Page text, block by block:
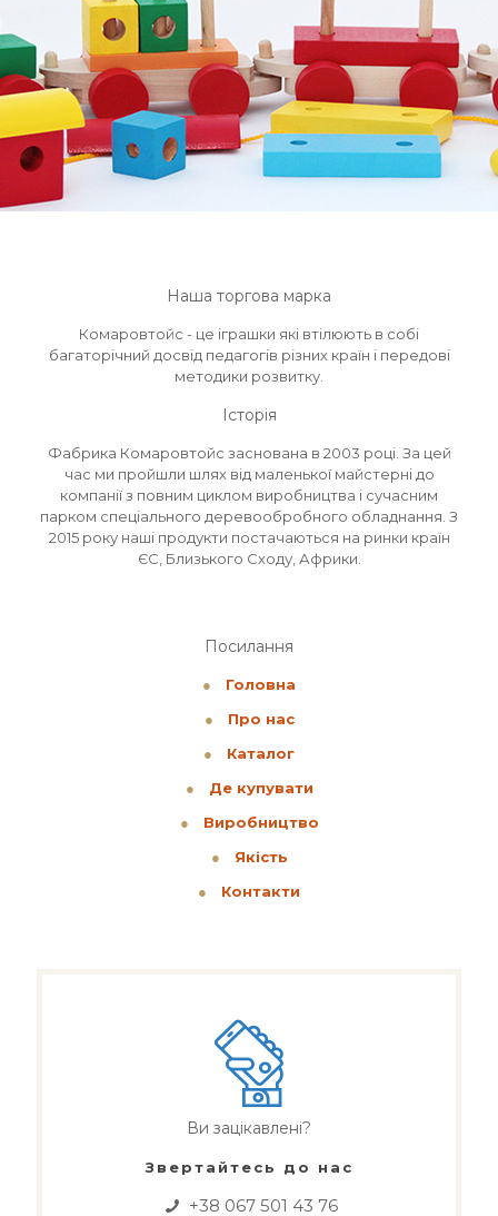
Наша торгова марка
Комаровтойс - це іграшки які втілюють в собі
багаторічний досвід педагогів різних країн і передові
методики розвитку.
Історія
Фабрика Комаровтойс заснована в 2003 році. За цей
час ми пройшли шлях від маленької майстерні до
компанії з повним циклом виробництва і сучасним
парком спеціального деревообробного обладнання. З
2015 року наші продукти постачаються на ринки країн
ЄС, Близького Сходу, Африки.
Посилання
●
Головна
●
Про нас
●
Каталог
●
Де купувати
●
Виробництво
●
Якість
●
Контакти
Ви зацікавлені?
Звертайтесь до нас
+38 067 501 43 76